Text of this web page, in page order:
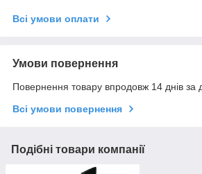
Всі умови оплати
Умови повернення
Повернення товару впродовж 14 днів за
Всі умови повернення
Подібні товари компанії